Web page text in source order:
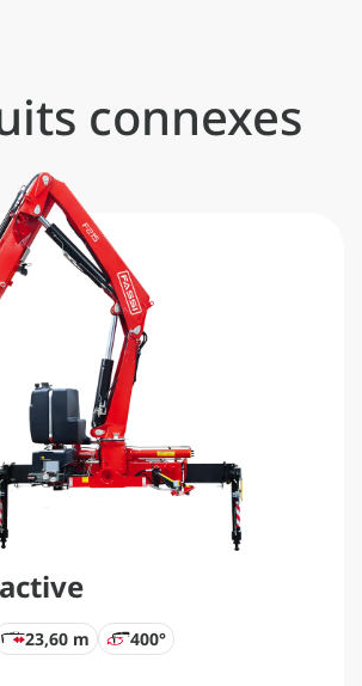
connexes
23,60 m 400°